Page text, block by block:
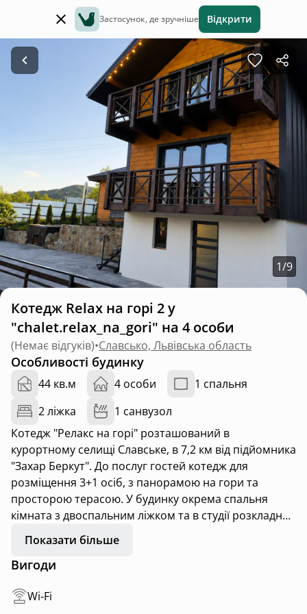
Застосунок, де зручніше Відкрити
1/9
Котедж Relax на горі 2 у
"chalet.relax_na_gori" на 4 особи
(Немає відгуків)•Славсько, Львівська область
Особливості будинку
44 кв.м 4 особи
1 спальня
2 ліжка
1 санвузол
Котедж "Релакс на горі" розташований в
курортному селищі Славське, в 7,2 км від підйомника
"Захар Беркут". До послуг гостей котедж для
розміщення 3+1 осіб, з панорамою на гори та
просторою терасою. У будинку окрема спальня
кімната з двоспальним ліжком та в студії розкладний
диван, комод,телевізор та безкоштовний Wi-Fi.
Санвузол з душовою кабіною, умивальником та
феном. Кухня укомплектована холодильником,
кухонним приладдям. На території великий басейн з
Показати більше
Вигоди
Wi-Fi